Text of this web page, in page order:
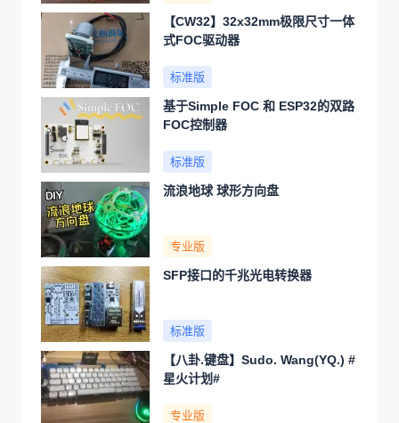
【CW32】32x32mm极限尺寸一体
式FOC驱动器
标准版
基于Simple FOC 和 ESP32的双路
FOC控制器
标准版
流浪地球 球形方向盘
专业版
SFP接口的千兆光电转换器
标准版
【八卦.键盘】Sudo. Wang(YQ.) #
星火计划#
专业版